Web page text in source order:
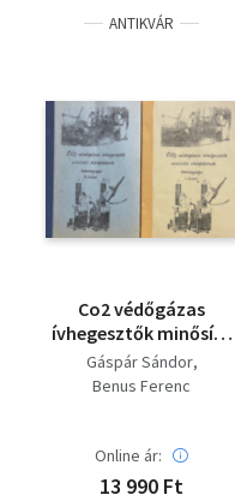
ANTIKVÁR
Co2 védőgázas
ívhegesztők minősítő
vizsgájának
tananyaga I-II. kötet
Gáspár Sándor
Benus Ferenc
Online ár:
13 990 Ft